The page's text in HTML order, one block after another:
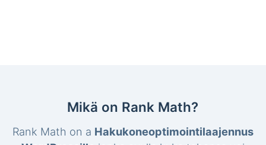
Mikä on Rank Math?
Rank Math on a Hakukoneoptimointilaajennus